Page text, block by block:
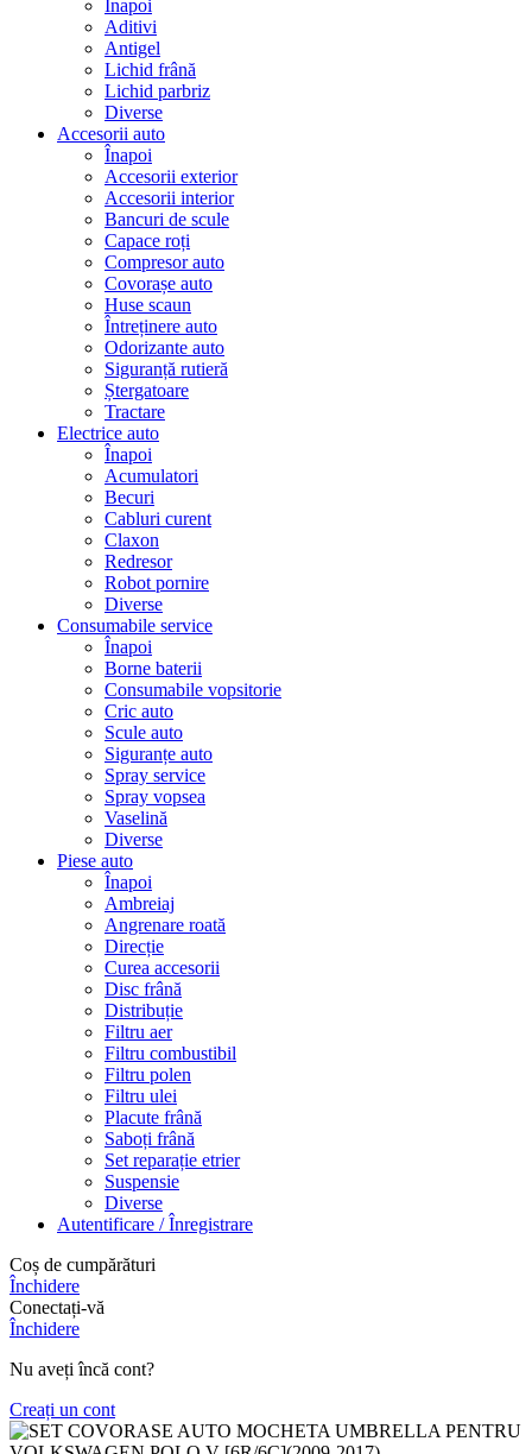
Înapoi
Aditivi
Antigel
Lichid frână
Lichid parbriz
Diverse
Accesorii auto
Înapoi
Accesorii exterior
Accesorii interior
Bancuri de scule
Capace roți
Compresor auto
Covorașe auto
Huse scaun
Întreținere auto
Odorizante auto
Siguranță rutieră
Ștergatoare
Tractare
Electrice auto
Înapoi
Acumulatori
Becuri
Cabluri curent
Claxon
Redresor
Robot pornire
Diverse
Consumabile service
Înapoi
Borne baterii
Consumabile vopsitorie
Cric auto
Scule auto
Siguranțe auto
Spray service
Spray vopsea
Vaselină
Diverse
Piese auto
Înapoi
Ambreiaj
Angrenare roată
Direcție
Curea accesorii
Disc frână
Distribuție
Filtru aer
Filtru combustibil
Filtru polen
Filtru ulei
Placute frână
Saboți frână
Set reparație etrier
Suspensie
Diverse
Autentificare / Înregistrare
Coș de cumpărături
Închidere
Conectați-vă
Închidere
Nu aveți încă cont?
Creați un cont